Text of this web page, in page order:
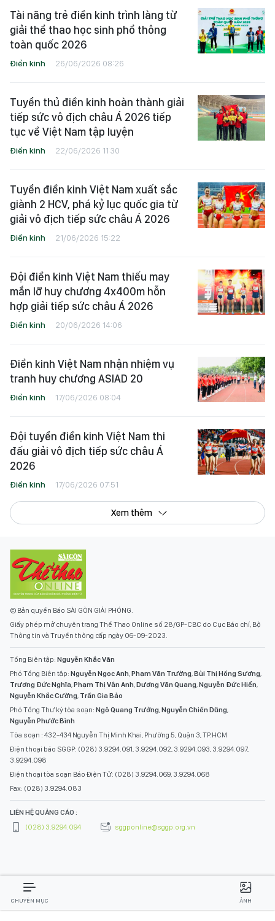
Tài năng trẻ điền kinh trình làng từ
giải thể thao học sinh phổ thông
toàn quốc 2026
Điền kinh 26/06/2026 08:26
Tuyển thủ điền kinh hoàn thành giải
tiếp sức vô địch châu Á 2026 tiếp
tục về Việt Nam tập luyện
Điền kinh 22/06/2026 11:30
Tuyển điền kinh Việt Nam xuất sắc
giành 2 HCV, phá kỷ lục quốc gia từ
giải vô địch tiếp sức châu Á 2026
Điền kinh 21/06/2026 15:22
Đội điền kinh Việt Nam thiếu may
mắn lỡ huy chương 4x400m hỗn
hợp giải tiếp sức châu Á 2026
Điền kinh 20/06/2026 14:06
Điền kinh Việt Nam nhận nhiệm vụ
tranh huy chương ASIAD 20
Điền kinh 17/06/2026 08:04
Đội tuyển điền kinh Việt Nam thi
đấu giải vô địch tiếp sức châu Á
2026
Điền kinh 17/06/2026 07:51
Xem thêm
© Bản quyền Báo SÀI GÒN GIẢI PHÓNG.
Giấy phép mở chuyên trang Thể Thao Online số 28/GP-CBC do Cục Báo chí, Bộ
Thông tin và Truyền thông cấp ngày 06-09-2023.
Tổng Biên tập: Nguyễn Khắc Văn
Phó Tổng Biên tập: Nguyễn Ngọc Anh,Phạm Văn Trường,Bùi Thị Hồng Sương,
Trương Đức Nghĩa,Phạm Thị Vân Anh,Dương Văn Quang,Nguyễn Đức Hiển,
Nguyễn Khắc Cường, Trần Gia Bảo
Phó Tổng Thư ký tòa soạn: Ngô Quang Trưởng,Nguyễn Chiến Dũng,
Nguyễn Phước Bình
Tòa soạn : 432-434 Nguyễn Thị Minh Khai, Phường 5, Quận 3, TP.HCM
Điện thoại báo SGGP: (028) 3.9294.091, 3.9294.092, 3.9294.093, 3.9294.097,
3.9294.098
Điện thoại tòa soạn Báo Điện Tử: (028) 3.9294.069, 3.9294.068
Fax: (028) 3.9294.083
LIÊN HỆ QUẢNG CÁO :
(028) 3.9294.094
sggponline@sggp.org.vn
CHUYÊN MỤC ẢNH